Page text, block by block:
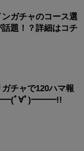
ンガチャのコース選
題！？詳細はコチ
ガチャで120ハマ報
ﾟ∀ﾟ)━━━!!